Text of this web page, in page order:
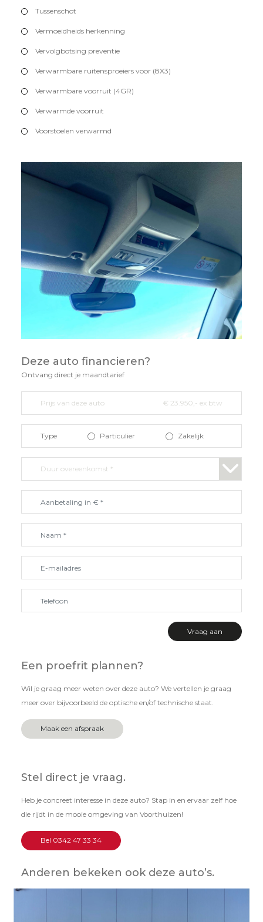
Tussenschot
Vermoeidheids herkenning
Vervolgbotsing preventie
Verwarmbare ruitensproeiers voor (8X3)
Verwarmbare voorruit (4GR)
Verwarmde voorruit
Voorstoelen verwarmd
Deze auto financieren?
Ontvang direct je maandtarief
Prijs van deze auto € 23.950,- ex btw
Type Particulier Zakelijk
Een proefrit plannen?
Wil je graag meer weten over deze auto? We vertellen je graag
meer over bijvoorbeeld de optische en/of technische staat.
Maak een afspraak
Stel direct je vraag.
Heb je concreet interesse in deze auto? Stap in en ervaar zelf hoe
die rijdt in de mooie omgeving van Voorthuizen!
Bel 0342 47 33 34
Anderen bekeken ook deze auto’s.